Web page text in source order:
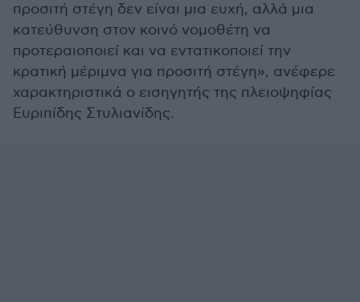
προσιτή στέγη δεν είναι μια ευχή, αλλά μια
κατεύθυνση στον κοινό νομοθέτη να
προτεραιοποιεί και να εντατικοποιεί την
κρατική μέριμνα για προσιτή στέγη», ανέφερε
χαρακτηριστικά ο εισηγητής της πλειοψηφίας
Ευριπίδης Στυλιανίδης.